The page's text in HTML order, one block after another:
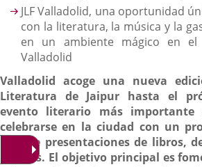
JLF Valladolid, una oportunidad
con la literatura, la música y la
en un ambiente mágico en el
Valladolid
Valladolid acoge una nueva
Literatura de Jaipur hasta el
evento literario más importante
celebrarse en la ciudad con un
incluye presentaciones de libros,
talleres. El objetivo principal es